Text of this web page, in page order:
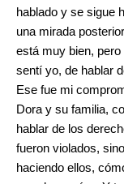
hablado y se sigue
una mirada
está muy bien,
sentí yo, de hablar
Ese fue mi
Dora y su familia,
hablar de los
fueron violados,
haciendo ellos,